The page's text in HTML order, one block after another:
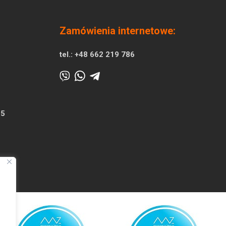
Zamówienia internetowe:
tel.: +48 662 219 786